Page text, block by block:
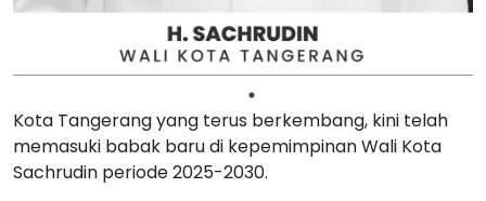
Kota Tangerang yang terus berkembang, kini telah
memasuki babak baru di kepemimpinan Wali Kota
Sachrudin periode 2025-2030.